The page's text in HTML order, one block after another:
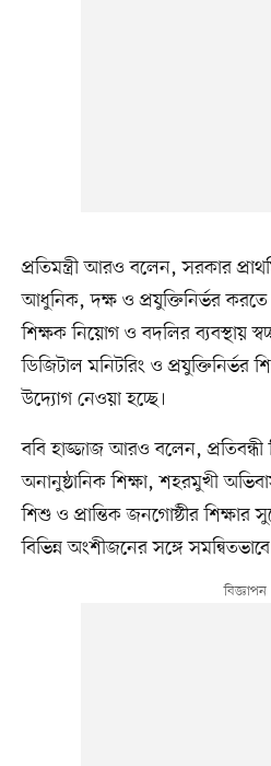
প্রতিমন্ত্রী আরও বলেন, সরকার
আধুনিক, দক্ষ ও প্রযুক্তিনির্ভর করতে
শিক্ষক নিয়োগ ও বদলির ব্যবস্থায়
ডিজিটাল মনিটরিং ও প্রযুক্তিনির্ভর
উদ্যোগ নেওয়া হচ্ছে।
ববি হাজ্জাজ আরও বলেন, প্রতিবন্ধী
অনানুষ্ঠানিক শিক্ষা, শহরমুখী
শিশু ও প্রান্তিক জনগোষ্ঠীর
বিভিন্ন অংশীজনের সঙ্গে